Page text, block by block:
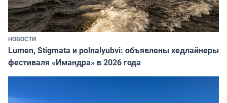
НОВОСТИ
Lumen, Stigmata и polnalyubvi: объявлены хедлайнеры
фестиваля «Имандра» в 2026 года